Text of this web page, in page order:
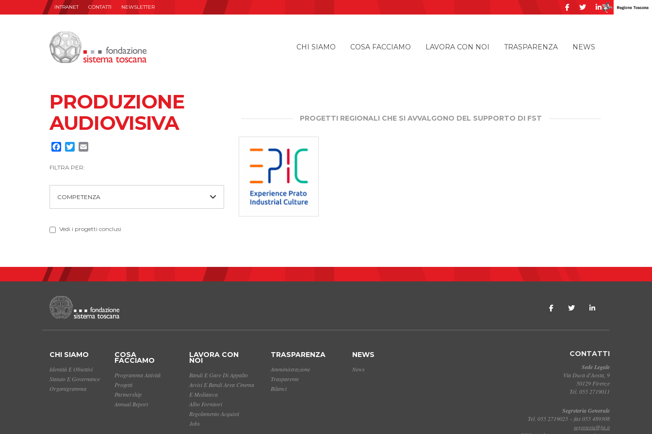
INTRANET CONTATTI NEWSLETTER
CHI SIAMO COSA FACCIAMO LAVORA CON NOI TRASPARENZA NEWS
PRODUZIONE
AUDIOVISIVA
Facebook
Twitter
FILTRA PER:
COMPETENZA
Vedi i progetti conclusi
PROGETTI REGIONALI CHE SI AVVALGONO DEL SUPPORTO DI FST
EPIC –
EXPERIENCE
PRATO
INDUSTRIAL
CULTURE
CHI SIAMO
Identità E Obiettivi
Statuto E Governance
Organigramma
COSA
FACCIAMO
Programma Attività
Progetti
Partnership
Annual Report
LAVORA CON
NOI
Bandi E Gare Di Appalto
Avvisi E Bandi Area Cinema
E Mediateca
Albo Fornitori
Regolamento Acquisti
Jobs
TRASPARENZA
Amministrazione
Trasparente
Bilanci
NEWS
News
CONTATTI
Sede Legale
Via Duca d'Aosta, 9
50129 Firenze
Tel. 055 2719011
Segreteria Generale
Tel. 055 2719025 – fax 055 489308
segreteria@fst.it